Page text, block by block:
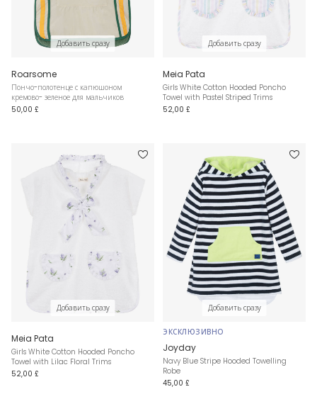
Добавить сразу
Roarsome
Пончо-полотенце с капюшоном
кремово- зеленое для мальчиков
50,00 £
Добавить сразу
Meia Pata
Girls White Cotton Hooded Poncho
Towel with Pastel Striped Trims
52,00 £
Добавить сразу
Meia Pata
Girls White Cotton Hooded Poncho
Towel with Lilac Floral Trims
52,00 £
Добавить сразу
ЭКСКЛЮЗИВНО
Joyday
Navy Blue Stripe Hooded Towelling
Robe
45,00 £